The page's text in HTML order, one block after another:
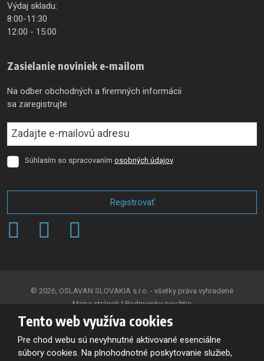
Výdaj skladu:
8:00-11:30
12:00 - 15:00
Zasielanie noviniek e-mailom
Na odber obchodných a firemných informácii
sa zaregistrujte
Súhlasím
osobných
Súhlasím so spracovaním osobných údajov.
Registrovať
Formulár
© 2026, OSLAVAN SLOVAKIA s.r.o. - všetky práva vyhradené
Mapa stránok | Podmienky použitia
VYTVORILA
Tento web využíva cookies
Pre chod webu sú nevyhnutné aktivované esenciálne
súbory cookies. Na plnohodnotné poskytovanie služieb,